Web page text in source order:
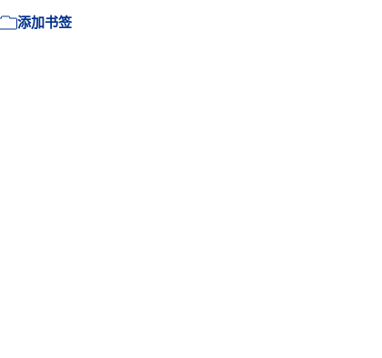
添加书签